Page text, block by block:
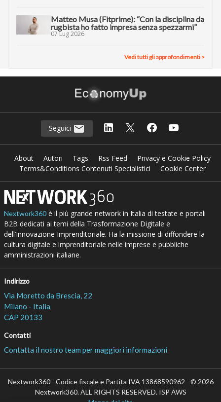
Matteo Musa (Fitprime): “Con la disciplina da
rugbista ho fatto impresa senza spezzarmi”
07 Lug 2026
Vedi tutti gli approfondimenti >
Seguici
About Autori Tags Rss Feed
Privacy e Cookie Policy
Terms&Conditions Contenuti Specialistici
Cookie Center
Nextwork360è il più grande network in Italia di testate e portali
B2B dedicati ai temi della Trasformazione Digitale e
dell’Innovazione Imprenditoriale. Ha la missione di diffondere la
cultura digitale e imprenditoriale nelle imprese e pubbliche
amministrazioni italiane.
Indirizzo
Via Moretto da Brescia, 22
Milano - Italia
CAP 20133
Contatti
Contatta il nostro team per maggiori informazioni
Nextwork360 - Codice fiscale e Partita IVA 13868590962 - © 2026
Nextwork360. ALL RIGHTS RESERVED. ISP AWS